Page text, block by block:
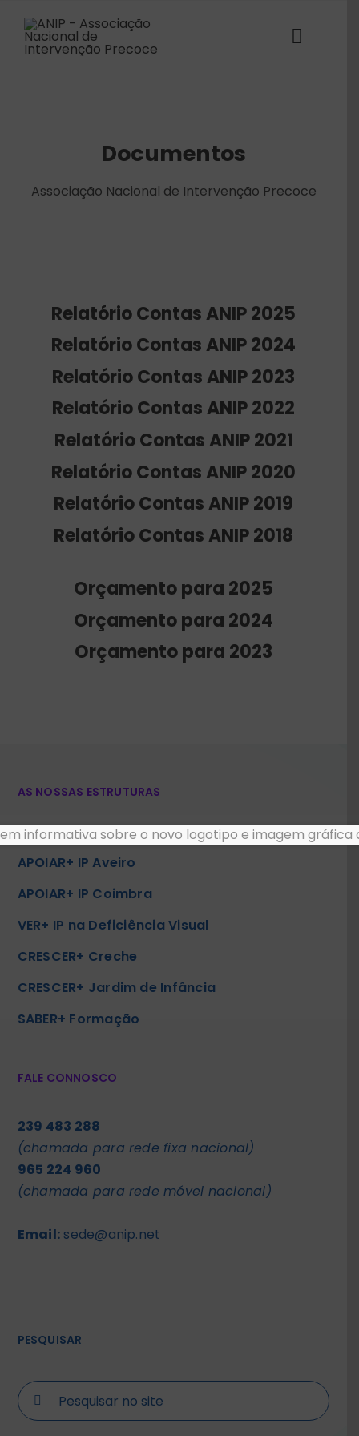
content
Toggle
Estruturas
Voz das Famílias
Contactos
Documentos
Associação Nacional de Intervenção Precoce
Relatório Contas ANIP 2025
Relatório Contas ANIP 2024
Relatório Contas ANIP 2023
Relatório Contas ANIP 2022
Relatório Contas ANIP 2021
Relatório Contas ANIP 2020
Relatório Contas ANIP 2019
Relatório Contas ANIP 2018
Orçamento para 2025
Orçamento para 2024
Orçamento para 2023
AS NOSSAS ESTRUTURAS
Sede
APOIAR+ IP Aveiro
APOIAR+ IP Coimbra
VER+ IP na Deficiência Visual
CRESCER+ Creche
CRESCER+ Jardim de Infância
SABER+ Formação
FALE CONNOSCO
239 483 288
(chamada para rede fixa nacional)
965 224 960
(chamada para rede móvel nacional)
Email: sede@anip.net
PESQUISAR
Search
for: